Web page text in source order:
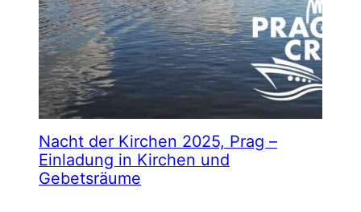
Nacht der Kirchen 2025, Prag –
Einladung in Kirchen und
Gebetsräume